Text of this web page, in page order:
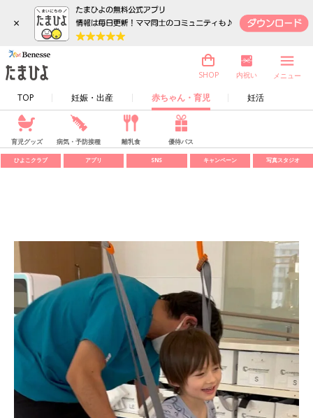
×
TOP 妊娠・出産 赤ちゃん・育児 妊活
SHOP 内祝い メニュー
育児グッズ 病気・予防接種 離乳食 優待パス
ひよこクラブ アプリ SNS キャンペーン 写真スタジオ